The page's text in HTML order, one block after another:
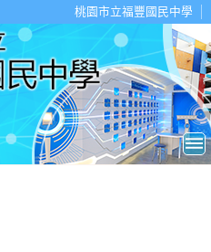
桃園市立福豐國民中學